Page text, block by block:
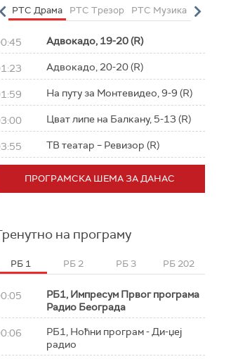
РТС Драма РТС Трезор РТС Музика РТС
Адвокадо, 19-20 (R)
Адвокадо, 20-20 (R)
На путу за Монтевидео, 9-9 (R)
Цват липе на Балкану, 5-13 (R)
ТВ театар – Ревизор (R)
ПРОГРАМСКА ШЕМА ЗА ДАНАС
на програму
РБ 1 РБ 2 РБ 3 РБ 202
РБ1, Импресум Првог програма
Радио Београда
РБ1, Ноћни програм - Ди-џеј
радио